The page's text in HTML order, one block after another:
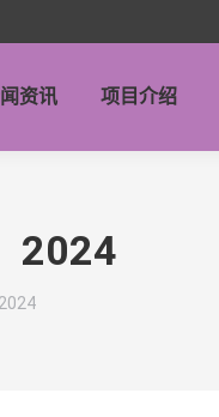
资讯 项目介绍
2024
：
2024